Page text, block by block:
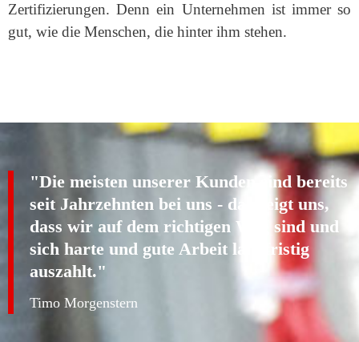
Zertifizierungen. Denn ein Unternehmen ist immer so
gut, wie die Menschen, die hinter ihm stehen.
"Die meisten unserer Kunden sind bereits
seit Jahrzehnten bei uns - das zeigt uns,
dass wir auf dem richtigen Weg sind und
sich harte und gute Arbeit langfristig
auszahlt."
Timo Morgenstern